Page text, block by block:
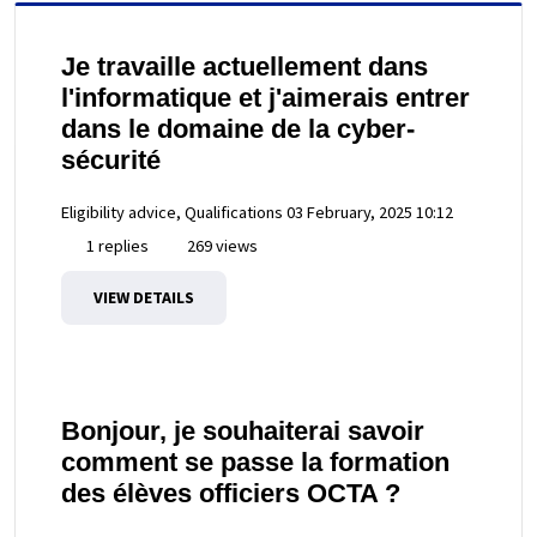
Je travaille actuellement dans
l'informatique et j'aimerais entrer
dans le domaine de la cyber-
sécurité
Eligibility advice, Qualifications 03 February, 2025 10:12
1 replies
269 views
VIEW DETAILS
Bonjour, je souhaiterai savoir
comment se passe la formation
des élèves officiers OCTA ?